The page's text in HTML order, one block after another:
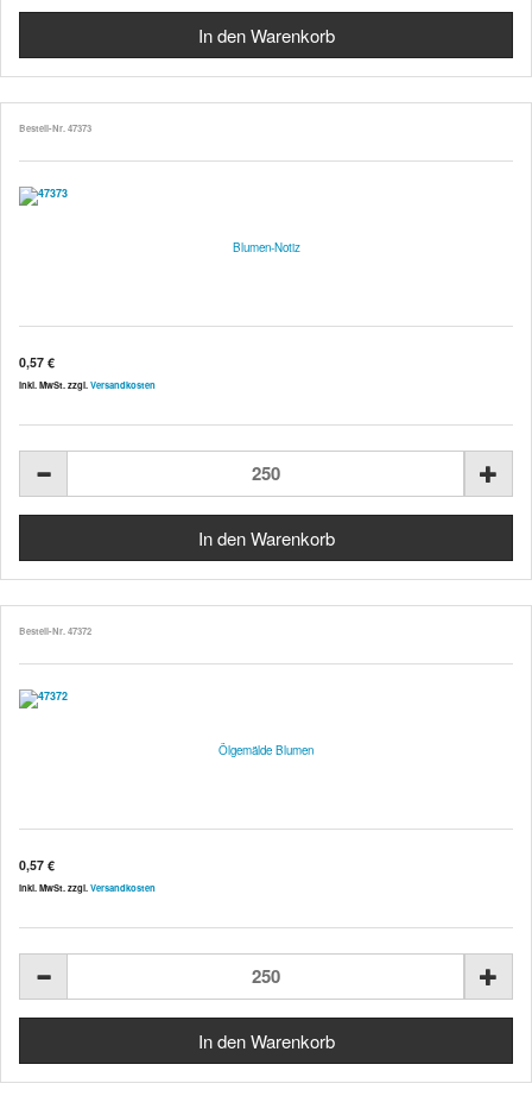
Bestell-Nr. 47373
Blumen-Notiz
0,57 €
inkl. MwSt. zzgl. Versandkosten
Bestell-Nr. 47372
Ölgemälde Blumen
0,57 €
inkl. MwSt. zzgl. Versandkosten